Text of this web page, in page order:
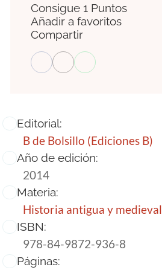
Editorial:
B de Bolsillo (Ediciones B)
Año de edición:
2014
Materia:
Historia antigua y medieval
ISBN:
978-84-9872-936-8
Páginas:
Consigue 1 Puntos
Añadir a favoritos
Compartir